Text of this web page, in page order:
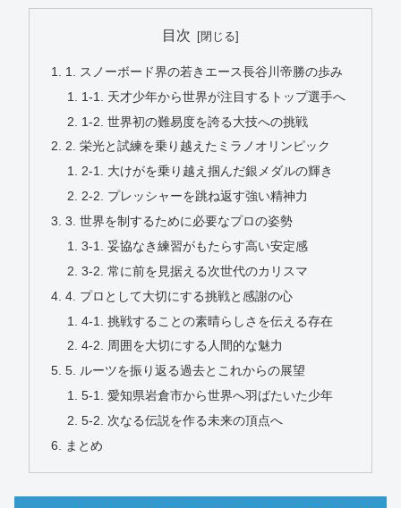
目次
1. スノーボード界の若きエース長谷川帝勝の歩み
1-1. 天才少年から世界が注目するトップ選手へ
1-2. 世界初の難易度を誇る大技への挑戦
2. 栄光と試練を乗り越えたミラノオリンピック
2-1. 大けがを乗り越え掴んだ銀メダルの輝き
2-2. プレッシャーを跳ね返す強い精神力
3. 世界を制するために必要なプロの姿勢
3-1. 妥協なき練習がもたらす高い安定感
3-2. 常に前を見据える次世代のカリスマ
4. プロとして大切にする挑戦と感謝の心
4-1. 挑戦することの素晴らしさを伝える存在
4-2. 周囲を大切にする人間的な魅力
5. ルーツを振り返る過去とこれからの展望
5-1. 愛知県岩倉市から世界へ羽ばたいた少年
5-2. 次なる伝説を作る未来の頂点へ
まとめ